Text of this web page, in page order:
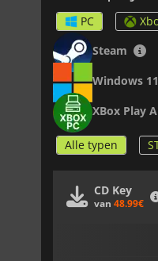
PC
Steam
Windows
XBox Play
Alle typen
CD Key
van 48.99€